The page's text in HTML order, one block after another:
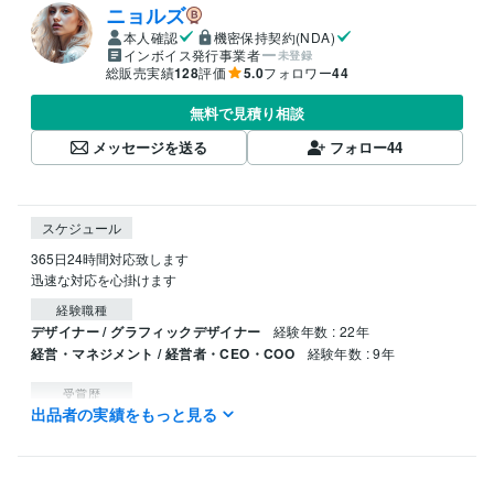
ニョルズ
本人確認
機密保持契約(NDA)
インボイス発行事業者
未登録
総販売実績128評価 5.0フォロワー44
無料で見積り相談
メッセージを送る
フォロー44
スケジュール
365日24時間対応致します
迅速な対応を心掛けます
経験職種
デザイナー / グラフィックデザイナー 経験年数 : 22年
経営・マネジメント / 経営者・CEO・COO 経験年数 : 9年
受賞歴
ココナラ初出品 ココナラ初販売
出品者の実績をもっと見る